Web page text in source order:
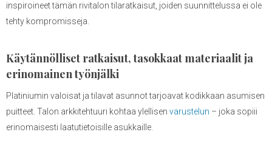
inspiroineet tämän rivitalon tilaratkaisut, joiden suunnittelussa ei ole
tehty kompromisseja.
Käytännölliset ratkaisut, tasokkaat materiaalit ja
erinomainen työnjälki
Platiniumin valoisat ja tilavat asunnot tarjoavat kodikkaan asumisen
puitteet. Talon arkkitehtuuri kohtaa ylellisen varustelun – joka sopiii
erinomaisesti laatutietoisille asukkaille.